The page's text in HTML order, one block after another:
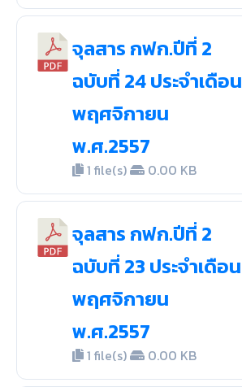
จุลสาร กฟก.ปีที่ 2
ฉบับที่ 24 ประจำเดือน
พฤศจิกายน
พ.ศ.2557
1 file(s) 0.00 KB
จุลสาร กฟก.ปีที่ 2
ฉบับที่ 23 ประจำเดือน
พฤศจิกายน
พ.ศ.2557
1 file(s) 0.00 KB